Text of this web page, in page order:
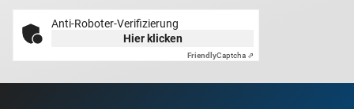
Jede Münze ist einvon Hand geschlagenes Unikat.
Deshalb kann die gelieferte Münze von der gezeigten
abweichen.
Anti-Roboter-Verifizierung
Hier klicken
FriendlyCaptcha ⇗